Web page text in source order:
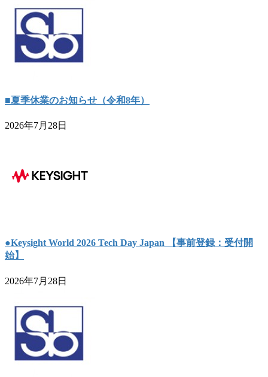
■夏季休業のお知らせ（令和8年）
2026年7月28日
●Keysight World 2026 Tech Day Japan 【事前登録：受付開
始】
2026年7月28日